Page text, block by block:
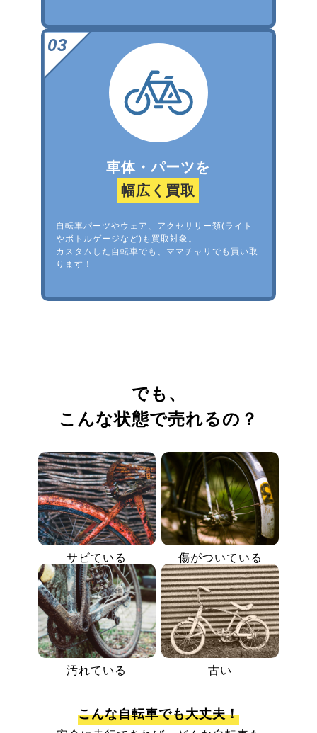
車体・パーツを
幅広く買取
自転車パーツやウェア、アクセサリー類(ライト
やボトルゲージなど)も買取対象。
カスタムした自転車でも、ママチャリでも買い取
ります！
でも、
こんな状態で売れるの？
サビている 傷がついている
汚れている 古い
こんな自転車でも大丈夫！